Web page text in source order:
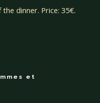
dinner. Price: 35€.
et